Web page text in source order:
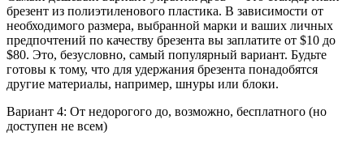
брезент из полиэтиленового пластика. В зависимости от
необходимого размера, выбранной марки и ваших личных
предпочтений по качеству брезента вы заплатите от $10 до
$80. Это, безусловно, самый популярный вариант. Будьте
готовы к тому, что для удержания брезента понадобятся
другие материалы, например, шнуры или блоки.
Вариант 4: От недорогого до, возможно, бесплатного (но
доступен не всем)